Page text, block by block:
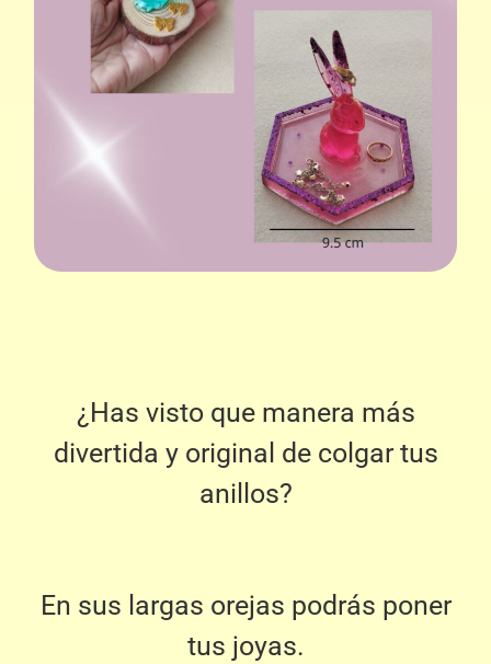
¿Has visto que manera más
divertida y original de colgar tus
anillos?
En sus largas orejas podrás poner
tus joyas.